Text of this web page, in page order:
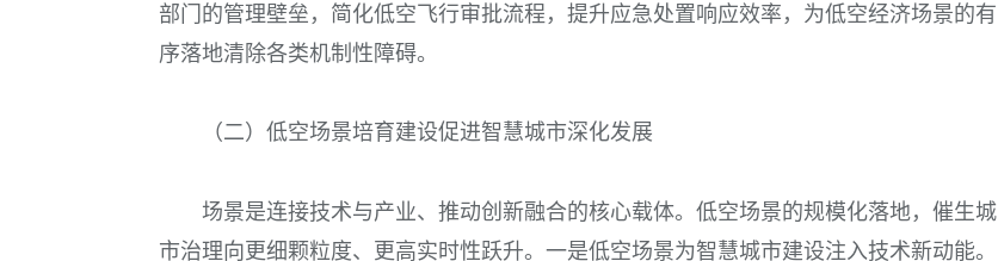
部门的管理壁垒，简化低空飞行审批流程，提升应急处置响应效率，为低空经济场景的有
序落地清除各类机制性障碍。
（二）低空场景培育建设促进智慧城市深化发展
场景是连接技术与产业、推动创新融合的核心载体。低空场景的规模化落地，催生城
市治理向更细颗粒度、更高实时性跃升。一是低空场景为智慧城市建设注入技术新动能。